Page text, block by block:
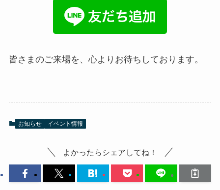
皆さまのご来場を、心よりお待ちしております。
お知らせ イベント情報
よかったらシェアしてね！